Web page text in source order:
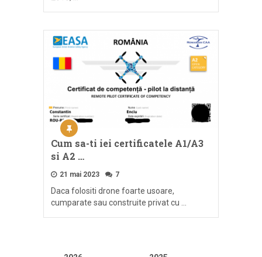
Cum sa-ti iei certificatele A1/A3
si A2 …
21 mai 2023 7
Daca folositi drone foarte usoare,
cumparate sau construite privat cu …